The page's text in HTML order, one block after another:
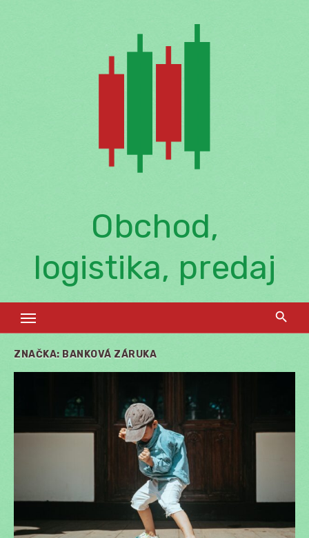
Obchod,
logistika, predaj
ZNAČKA: BANKOVÁ ZÁRUKA